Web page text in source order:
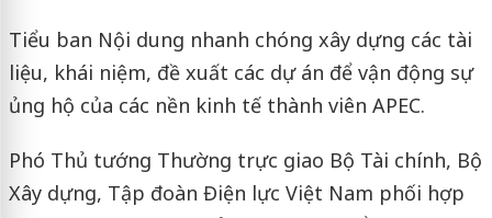
Tiểu ban Nội dung nhanh chóng xây dựng các tài
liệu, khái niệm, đề xuất các dự án để vận động sự
ủng hộ của các nền kinh tế thành viên APEC.
Phó Thủ tướng Thường trực giao Bộ Tài chính, Bộ
Xây dựng, Tập đoàn Điện lực Việt Nam phối hợp